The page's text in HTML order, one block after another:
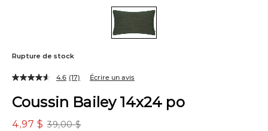
Rupture de stock
Coussin Bailey 14x24 po
39,00 $
4,97 $
4.6 (17) Écrire un avis